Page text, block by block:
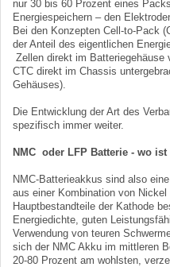
nur 30 bis 60 Prozent eines
Energiespeichern – den
Bei den Konzepten Cell-to-Pack
der Anteil des eigentlichen
Zellen direkt im Batteriegehäuse
CTC direkt im Chassis
Gehäuses).
Die Entwicklung der Art des
spezifisch immer weiter.
NMC oder LFP Batterie - wo
NMC-Batterieakkus sind also
aus einer Kombination von
Hauptbestandteile der Kathode
Energiedichte, guten
Verwendung von teuren
sich der NMC Akku im mittleren
20-80 Prozent am wohlsten,